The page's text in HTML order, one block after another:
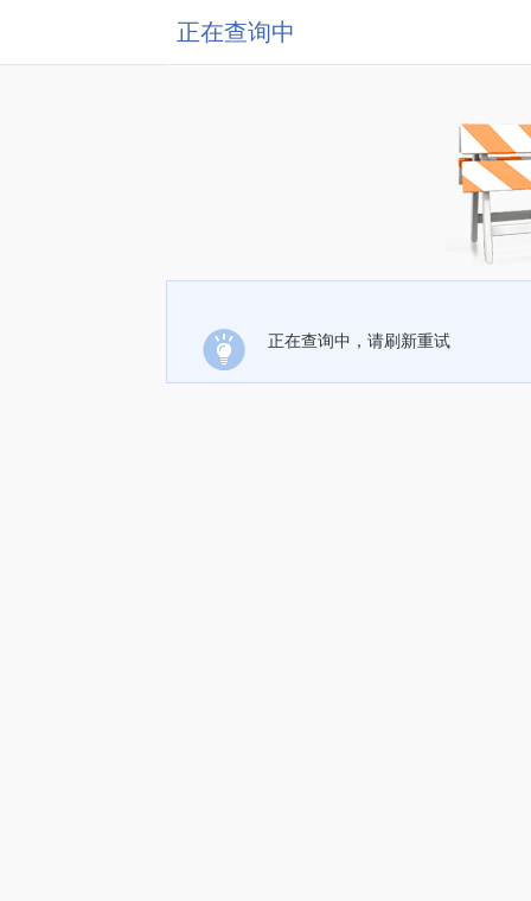
正在查询中
正在查询中，请刷新重试